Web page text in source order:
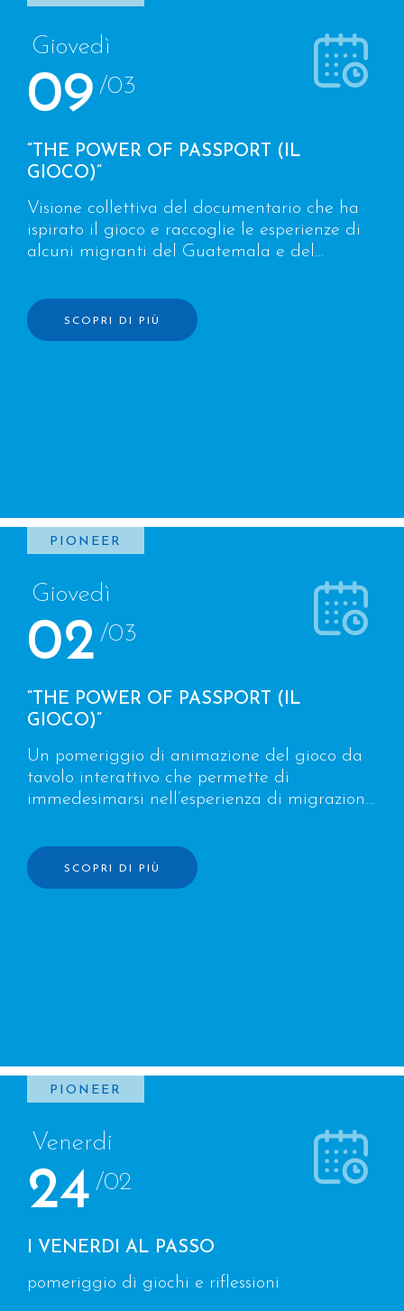
Giovedì
09 /03
“THE POWER OF PASSPORT (IL
GIOCO)”
Visione collettiva del documentario che ha
ispirato il gioco e raccoglie le esperienze di
alcuni migranti del Guatemala e del
SCOPRI DI PIÙ
PIONEER
Giovedì
02 /03
“THE POWER OF PASSPORT (IL
GIOCO)”
Un pomeriggio di animazione del gioco da
tavolo interattivo che permette di
immedesimarsi nell’esperienza di migrazione
SCOPRI DI PIÙ
PIONEER
Venerdi
24 /02
I VENERDI AL PASSO
pomeriggio di giochi e riflessioni